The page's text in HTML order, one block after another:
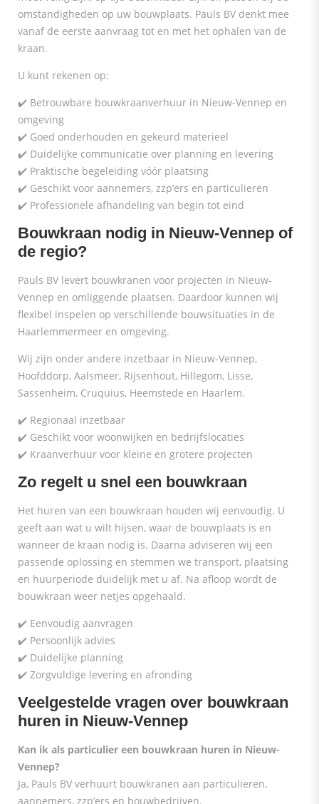
omstandigheden op uw bouwplaats. Pauls BV denkt mee
vanaf de eerste aanvraag tot en met het ophalen van de
kraan.
U kunt rekenen op:
✔️ Betrouwbare bouwkraanverhuur in Nieuw-Vennep en
omgeving
✔️ Goed onderhouden en gekeurd materieel
✔️ Duidelijke communicatie over planning en levering
✔️ Praktische begeleiding vóór plaatsing
✔️ Geschikt voor aannemers, zzp’ers en particulieren
✔️ Professionele afhandeling van begin tot eind
Bouwkraan nodig in Nieuw-Vennep of
de regio?
Pauls BV levert bouwkranen voor projecten in Nieuw-
Vennep en omliggende plaatsen. Daardoor kunnen wij
flexibel inspelen op verschillende bouwsituaties in de
Haarlemmermeer en omgeving.
Wij zijn onder andere inzetbaar in Nieuw-Vennep,
Hoofddorp, Aalsmeer, Rijsenhout, Hillegom, Lisse,
Sassenheim, Cruquius, Heemstede en Haarlem.
✔️ Regionaal inzetbaar
✔️ Geschikt voor woonwijken en bedrijfslocaties
✔️ Kraanverhuur voor kleine en grotere projecten
Zo regelt u snel een bouwkraan
Het huren van een bouwkraan houden wij eenvoudig. U
geeft aan wat u wilt hijsen, waar de bouwplaats is en
wanneer de kraan nodig is. Daarna adviseren wij een
passende oplossing en stemmen we transport, plaatsing
en huurperiode duidelijk met u af. Na afloop wordt de
bouwkraan weer netjes opgehaald.
✔️ Eenvoudig aanvragen
✔️ Persoonlijk advies
✔️ Duidelijke planning
✔️ Zorgvuldige levering en afronding
Veelgestelde vragen over bouwkraan
huren in Nieuw-Vennep
Kan ik als particulier een bouwkraan huren in Nieuw-
Vennep?
Ja, Pauls BV verhuurt bouwkranen aan particulieren,
aannemers, zzp’ers en bouwbedrijven.